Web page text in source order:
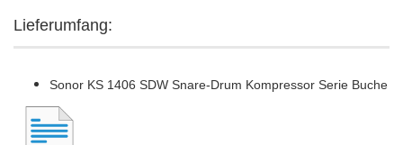
Lieferumfang:
Sonor KS 1406 SDW Snare-Drum Kompressor Serie Buche